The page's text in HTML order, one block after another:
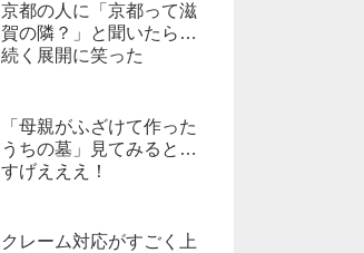
京都の人に「京都って滋
賀の隣？」と聞いたら…
続く展開に笑った
「母親がふざけて作った
うちの墓」見てみると…
すげえええ！
クレーム対応がすごく上